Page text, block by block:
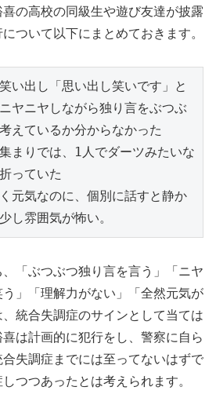
の高校の同級生や遊び友達が披露
ついて以下にまとめておきます。
い出し「思い出し笑いです」と
ヤニヤしながら独り言をぶつぶ
えているか分からなかった
まりでは、1人でダーツみたいな
っていた
元気なのに、個別に話すと静か
し雰囲気が怖い。
「ぶつぶつ独り言を言う」「ニヤ
」「理解力がない」「全然元気が
統合失調症のサインとして当ては
は計画的に犯行をし、警察に自ら
失調症までには至ってないはずで
つつあったとは考えられます。